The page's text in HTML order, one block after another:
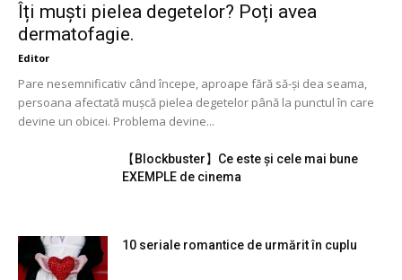
Îți muști pielea degetelor? Poți avea
dermatofagie.
Editor
Pare nesemnificativ când începe, aproape fără să-și dea seama,
persoana afectată mușcă pielea degetelor până la punctul în care
devine un obicei. Problema devine...
【Blockbuster】Ce este și cele mai bune
EXEMPLE de cinema
10 seriale romantice de urmărit în cuplu